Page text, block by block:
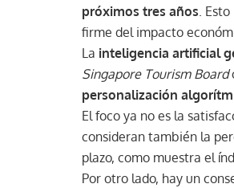
próximos tres años.
firme del impacto
La inteligencia artificial
Singapore Tourism Board
personalización
El foco ya no es la
consideran también la
plazo, como muestra el
Por otro lado, hay un